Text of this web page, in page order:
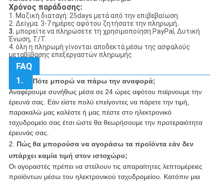
Χρόνος παράδοσης:
1. Μαζική διαταγή: 25days μετά από την επιβεβαίωση.
2. Δείγμα: 3-7 ημέρες αφότου ζητήσατε την πληρωμή.
3. μπορείτε να πληρώσετε τη χρησιμοποίηση PayPal, Δυτική
Ένωση, T/T.
4. όλη η πληρωμή γίνονται αποδεκτά μέσω της ασφαλούς
μεταβίβασης επεξεργαστών πληρωμής.
FAQ
1.
Πότε μπορώ να πάρω την αναφορά;
Αναφέρουμε συνήθως μέσα σε 24 ώρες αφότου παίρνουμε την
έρευνά σας. Εάν είστε πολύ επείγοντες να πάρετε την τιμή,
παρακαλώ μας καλέστε ή μας πέστε στο ηλεκτρονικό
ταχυδρομείο σας έτσι ώστε θα θεωρήσουμε την προτεραιότητα
έρευνάς σας.
2. Πώς θα μπορούσα να αγοράσω τα προϊόντα εάν δεν
υπάρχει καμία τιμή στον ιστοχώρο;
Οι αγοραστές πρέπει να στείλουν τις απαραίτητες λεπτομέρειες
προϊόντων μέσω του ηλεκτρονικού ταχυδρομείου. Κατόπιν μια